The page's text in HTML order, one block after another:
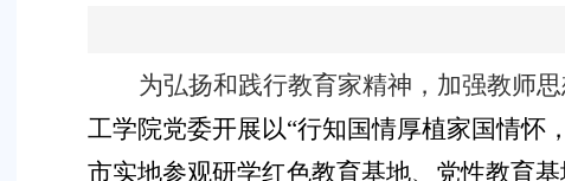
为弘扬和践行教育家精神，加强教师
工学院党委开展以“行知国情厚植家国情怀
市实地参观研学红色教育基地、党性教育基